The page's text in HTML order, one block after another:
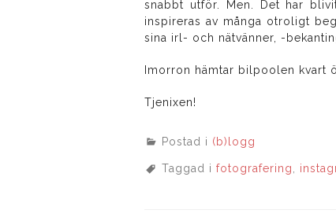
snabbt utför. Men. Det har
inspireras av många otroligt
sina irl- och nätvänner, -
Imorron hämtar bilpoolen kvart
Tjenixen!
Postad i (b)logg
Taggad ifotografering,